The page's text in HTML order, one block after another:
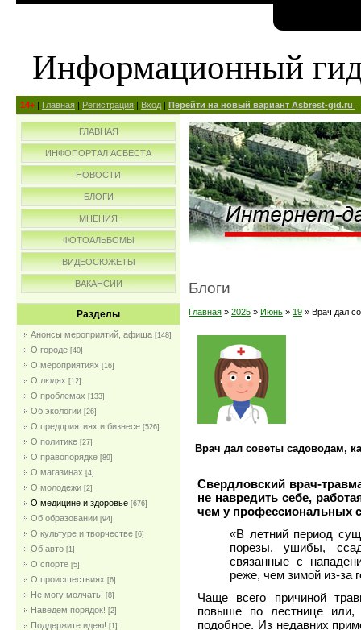
Информационный
14+ | Главная | Регистрация | Вход | Перейти на новый вариант Asbrest-gid.ru
ГЛАВНАЯ
ИНФОПОРТАЛ АСБЕСТА
НОВОСТИ
БЛОГИ
МНЕНИЯ
ФОТОАЛЬБОМЫ
ВИДЕОСЮЖЕТЫ
ВАКАНСИИ
Разделы
Анонсы мероприятий, афиша [148]
О городе [40]
О мероприятиях [16]
О людях [12]
О проблемах [133]
Об экологии [26]
О предприятиях и бизнесе [526]
О политике [27]
О правопорядке [89]
О магазинах [4]
О молодежи [2]
О медицине и здоровье [676]
Об образовании [94]
О культуре и творчестве [6]
Об авто [1]
О спорте [5]
О происшествиях [6]
Не могу молчать! [8]
Наведем порядок! [2]
Поддержите идею! [1]
Блоги
Главная » 2025 » Июнь » 19 » Врач дал
Врач дал советы садоводам,
Свердловский врач-
не навредить себе,
чем у профессиональных
«В летний период
порезы, ушибы,
связанные с
реже, чем зимой из-за
Чаще всего причиной
повыше по лестнице или,
подобное. Из недавних